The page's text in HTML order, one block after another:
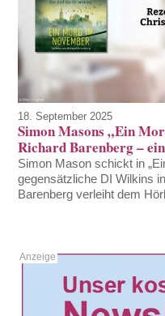
18. September 2025
Simon Masons „Ein
Richard Barenberg –
Simon Mason schickt in
gegensätzliche DI Wilkins
Barenberg verleiht dem